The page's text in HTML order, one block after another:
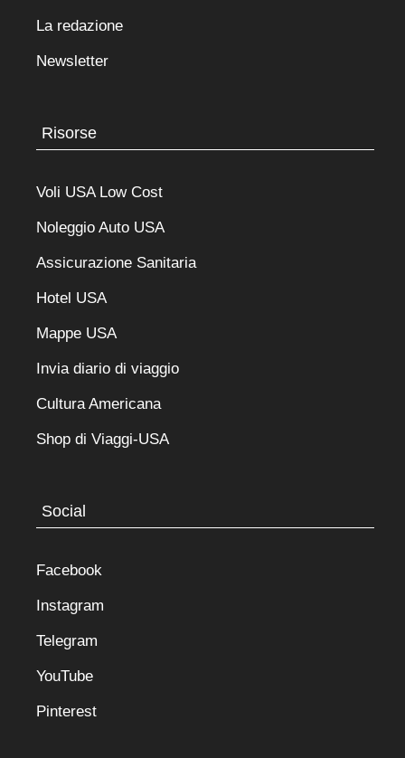
La redazione
Newsletter
Risorse
Voli USA Low Cost
Noleggio Auto USA
Assicurazione Sanitaria
Hotel USA
Mappe USA
Invia diario di viaggio
Cultura Americana
Shop di Viaggi-USA
Social
Facebook
Instagram
Telegram
YouTube
Pinterest